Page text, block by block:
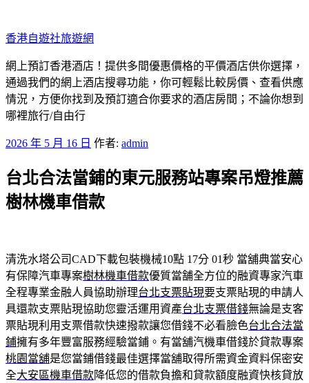
至
主
要
內
容
香港自遊社旅遊網
網上預訂香港酒店！提供多間優惠價格的平價酒店供你選擇，
通過我們的網上酒店搜尋功能，你可輕鬆比較房價、查看供應
情況，方便你找到及預訂適合你要求的酒店房間；不論你想到
哪裡旅行/自由行
發
於
2026 年 5 月 16 日 作者: admin
台北合法當鋪的東元服務站專案吊燈推薦
樹林機車借款
清洗水塔公司CAD下載包裝機械10點 17分 01秒 當舖典當安心
有保障汽車專案樹林機車借款優質當舗全方位的融資專家汽車
全程專業金融人員協助辦理台北支票貼現要支票貼現的申請人
具還款支票貼現協助您靈活運用資產台北支票借錢無論是支客
票貼現利用支票借款快速撥款讓您借錢不必看臉色台北合法當
鋪擁有多年豐富服務經驗當鋪。有當舖汽機車借錢於貸款專案
桃園當舖是您當鋪借錢最佳選擇當舖取得所需資金資料保密安
全大安區機車借款降低您的借款負擔和貸款額度融資快核貸放